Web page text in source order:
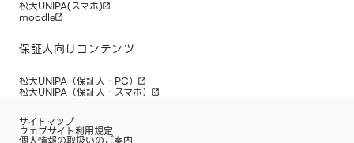
松大UNIPA(スマホ)
moodle
保証人向けコンテンツ
松大UNIPA（保証人・PC）
松大UNIPA（保証人・スマホ）
サイトマップ
ウェブサイト利用規定